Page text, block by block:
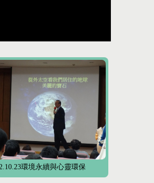
環境永續與心靈環保